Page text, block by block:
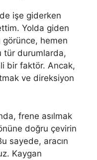
işe giderken
Yolda giden
görünce, hemen
tür durumlarda,
bir faktör. Ancak,
ve direksiyon
frene asılmak
doğru çevirin
sayede, aracın
Kaygan